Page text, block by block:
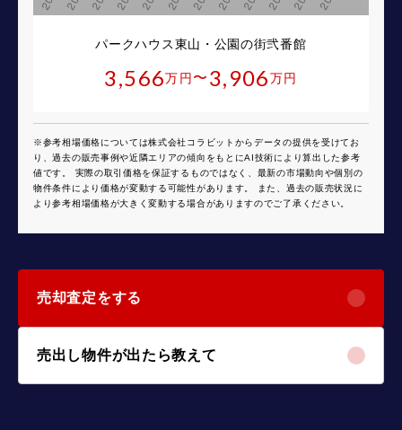
パークハウス東山・公園の街弐番館
3,566万円 〜 3,906万円
※参考相場価格については株式会社コラビットからデータの提供を受けてお
り、過去の販売事例や近隣エリアの傾向をもとにAI技術により算出した参考
値です。 実際の取引価格を保証するものではなく、最新の市場動向や個別の
物件条件により価格が変動する可能性があります。 また、過去の販売状況に
より参考相場価格が大きく変動する場合がありますのでご了承ください。
売却査定をする
売出し物件が出たら教えて